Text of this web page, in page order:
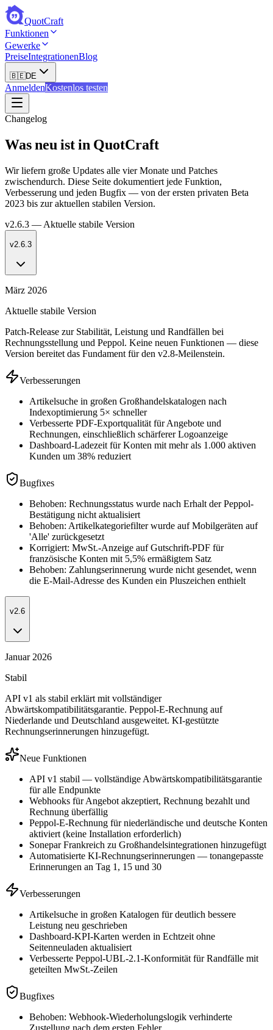
QuotCraft
Funktionen
Gewerke
PreiseIntegrationenBlog
🇧🇪DE
AnmeldenKostenlos testen
Changelog
Was neu ist in QuotCraft
Wir liefern große Updates alle vier Monate und Patches
zwischendurch. Diese Seite dokumentiert jede Funktion,
Verbesserung und jeden Bugfix — von der ersten privaten Beta
2023 bis zur aktuellen stabilen Version.
v2.6.3 — Aktuelle stabile Version
v2.6.3
März 2026
Aktuelle stabile Version
Patch-Release zur Stabilität, Leistung und Randfällen bei
Rechnungsstellung und Peppol. Keine neuen Funktionen — diese
Version bereitet das Fundament für den v2.8-Meilenstein.
Verbesserungen
Artikelsuche in großen Großhandelskatalogen nach
Indexoptimierung 5× schneller
Verbesserte PDF-Exportqualität für Angebote und
Rechnungen, einschließlich schärferer Logoanzeige
Dashboard-Ladezeit für Konten mit mehr als 1.000 aktiven
Kunden um 38% reduziert
Bugfixes
Behoben: Rechnungsstatus wurde nach Erhalt der Peppol-
Bestätigung nicht aktualisiert
Behoben: Artikelkategoriefilter wurde auf Mobilgeräten auf
'Alle' zurückgesetzt
Korrigiert: MwSt.-Anzeige auf Gutschrift-PDF für
französische Konten mit 5,5% ermäßigtem Satz
Behoben: Zahlungserinnerung wurde nicht gesendet, wenn
die E-Mail-Adresse des Kunden ein Pluszeichen enthielt
v2.6
Januar 2026
Stabil
API v1 als stabil erklärt mit vollständiger
Abwärtskompatibilitätsgarantie. Peppol-E-Rechnung auf
Niederlande und Deutschland ausgeweitet. KI-gestützte
Rechnungserinnerungen hinzugefügt.
Neue Funktionen
API v1 stabil — vollständige Abwärtskompatibilitätsgarantie
für alle Endpunkte
Webhooks für Angebot akzeptiert, Rechnung bezahlt und
Rechnung überfällig
Peppol-E-Rechnung für niederländische und deutsche Konten
aktiviert (keine Installation erforderlich)
Sonepar Frankreich zu Großhandelsintegrationen hinzugefügt
Automatisierte KI-Rechnungserinnerungen — tonangepasste
Erinnerungen an Tag 1, 15 und 30
Verbesserungen
Artikelsuche in großen Katalogen für deutlich bessere
Leistung neu geschrieben
Dashboard-KPI-Karten werden in Echtzeit ohne
Seitenneuladen aktualisiert
Verbesserte Peppol-UBL-2.1-Konformität für Randfälle mit
geteilten MwSt.-Zeilen
Bugfixes
Behoben: Webhook-Wiederholungslogik verhinderte